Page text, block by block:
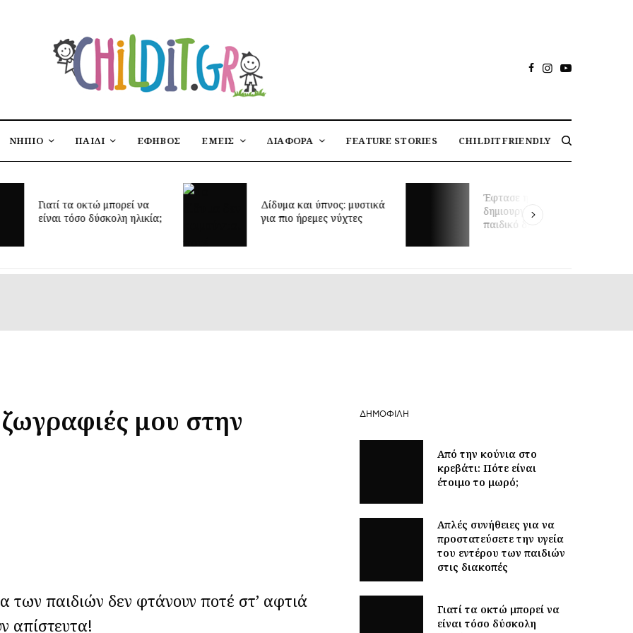
ΝΗΠΙΟ ΠΑΙΔΙ ΕΦΗΒΟΣ ΕΜΕΙΣ ΔΙΑΦΟΡΑ FEATURE STORIES CHILDITFRIENDLY
Δίδυμα και ύπνος: μυστικά
για πιο ήρεμες νύχτες
Έφτασε η στιγμή να
δημιουργήσεις το ιδανικό
παιδικό δωμάτιο;
βρέφη και πρώιμη κινητική
ανάπτυξη: τι δείχνει νέα
έρευνα
μου στην
παιδιών δεν φτάνουν ποτέ στ’ αφτιά
απίστευτα!
ΔΗΜΟΦΙΛΉ
Από την κούνια στο
κρεβάτι: Πότε είναι
έτοιμο το μωρό;
Απλές συνήθειες για να
προστατεύσετε την υγεία
του εντέρου των παιδιών
στις διακοπές
Γιατί τα οκτώ μπορεί να
είναι τόσο δύσκολη